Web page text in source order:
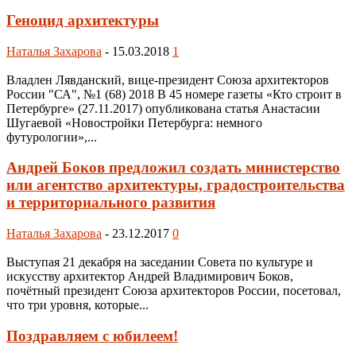
Геноцид архитектуры
Наталья Захарова - 15.03.2018 1
Владлен Лявданский, вице-президент Союза архитекторов
России "СА", №1 (68) 2018 В 45 номере газеты «Кто строит в
Петербурге» (27.11.2017) опубликована статья Анастасии
Шугаевой «Новостройки Петербурга: немного
футурологии»,...
Андрей Боков предложил создать министерство
или агентство архитектуры, градостроительства
и территориального развития
Наталья Захарова - 23.12.2017 0
Выступая 21 декабря на заседании Совета по культуре и
искусству архитектор Андрей Владимирович Боков,
почётный президент Союза архитекторов России, посетовал,
что три уровня, которые...
Поздравляем с юбилеем!